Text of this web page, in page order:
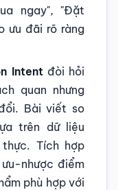
ngay", "Đặt
ưu đãi rõ ràng
Intent đòi hỏi
quan nhưng
Bài viết so
trên dữ liệu
Tích hợp
nhược điểm
phù hợp với